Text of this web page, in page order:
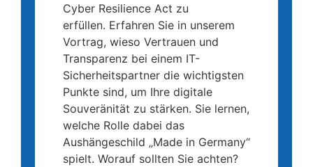
Cyber Resilience Act zu
erfüllen. Erfahren Sie in unserem
Vortrag, wieso Vertrauen und
Transparenz bei einem IT-
Sicherheitspartner die wichtigsten
Punkte sind, um Ihre digitale
Souveränität zu stärken. Sie lernen,
welche Rolle dabei das
Aushängeschild „Made in Germany“
spielt. Worauf sollten Sie achten?